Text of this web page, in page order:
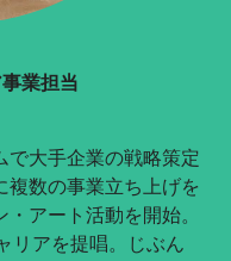
業担当
で大手企業の戦略策定
複数の事業立ち上げを
アート活動を開始。
リアを提唱。じぶん